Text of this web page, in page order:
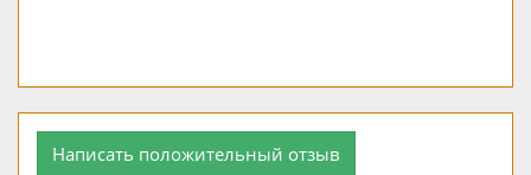
Написать положительный отзыв